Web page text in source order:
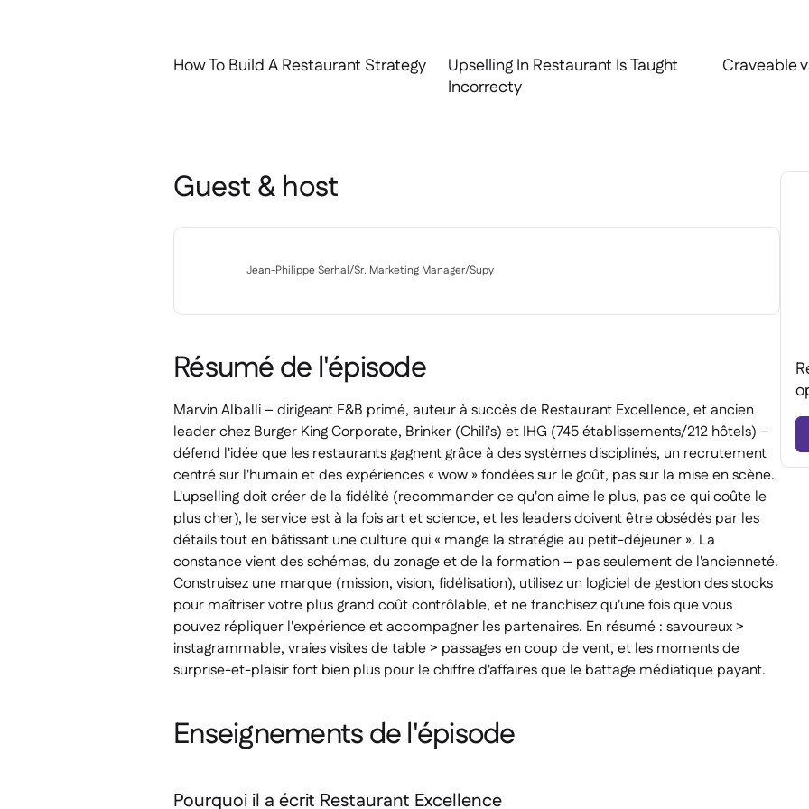
How To Build A Restaurant Strategy
Upselling In Restaurant Is Taught
Incorrecty
Craveable
Guest & host
Jean-Philippe Serhal/Sr. Marketing Manager/Supy
Résumé de l'épisode
Marvin Alballi – dirigeant F&B primé, auteur à succès de Restaurant Excellence, et ancien
leader chez Burger King Corporate, Brinker (Chili's) et IHG (745 établissements/212 hôtels) –
défend l'idée que les restaurants gagnent grâce à des systèmes disciplinés, un recrutement
centré sur l'humain et des expériences « wow » fondées sur le goût, pas sur la mise en scène.
L'upselling doit créer de la fidélité (recommander ce qu'on aime le plus, pas ce qui coûte le
plus cher), le service est à la fois artetscience, et les leaders doivent être obsédés par les
détails tout en bâtissant une culture qui « mange la stratégie au petit-déjeuner ». La
constance vient des schémas, du zonage et de la formation – pas seulement de l'ancienneté.
Construisez une marque (mission, vision, fidélisation), utilisez un logiciel de gestion des stocks
pour maîtriser votre plus grand coût contrôlable, et ne franchisez qu'une fois que vous
pouvez répliquer l'expérience et accompagner les partenaires. En résumé : savoureux >
instagrammable, vraies visites de table > passages en coup de vent, et les moments de
surprise-et-plaisir font bien plus pour le chiffre d'affaires que le battage médiatique payant.
Enseignements de l'épisode
Pourquoi il a écrit Restaurant Excellence